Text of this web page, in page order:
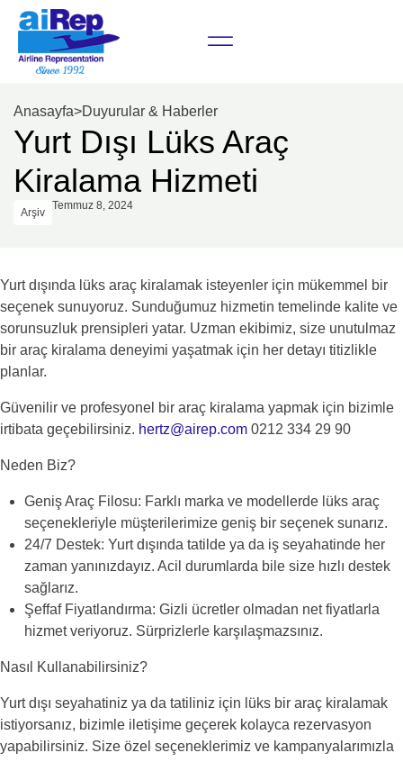
Anasayfa>Duyurular & Haberler
Yurt Dışı Lüks Araç
Kiralama Hizmeti
Arşiv
Temmuz 8, 2024
Yurt dışında lüks araç kiralamak isteyenler için mükemmel bir
seçenek sunuyoruz. Sunduğumuz hizmetin temelinde kalite ve
sorunsuzluk prensipleri yatar. Uzman ekibimiz, size unutulmaz
bir araç kiralama deneyimi yaşatmak için her detayı titizlikle
planlar.
Güvenilir ve profesyonel bir araç kiralama yapmak için bizimle
irtibata geçebilirsiniz. hertz@airep.com 0212 334 29 90
Neden Biz?
Geniş Araç Filosu: Farklı marka ve modellerde lüks araç
seçenekleriyle müşterilerimize geniş bir seçenek sunarız.
24/7 Destek: Yurt dışında tatilde ya da iş seyahatinde her
zaman yanınızdayız. Acil durumlarda bile size hızlı destek
sağlarız.
Şeffaf Fiyatlandırma: Gizli ücretler olmadan net fiyatlarla
hizmet veriyoruz. Sürprizlerle karşılaşmazsınız.
Nasıl Kullanabilirsiniz?
Yurt dışı seyahatiniz ya da tatiliniz için lüks bir araç kiralamak
istiyorsanız, bizimle iletişime geçerek kolayca rezervasyon
yapabilirsiniz. Size özel seçeneklerimiz ve kampanyalarımızla